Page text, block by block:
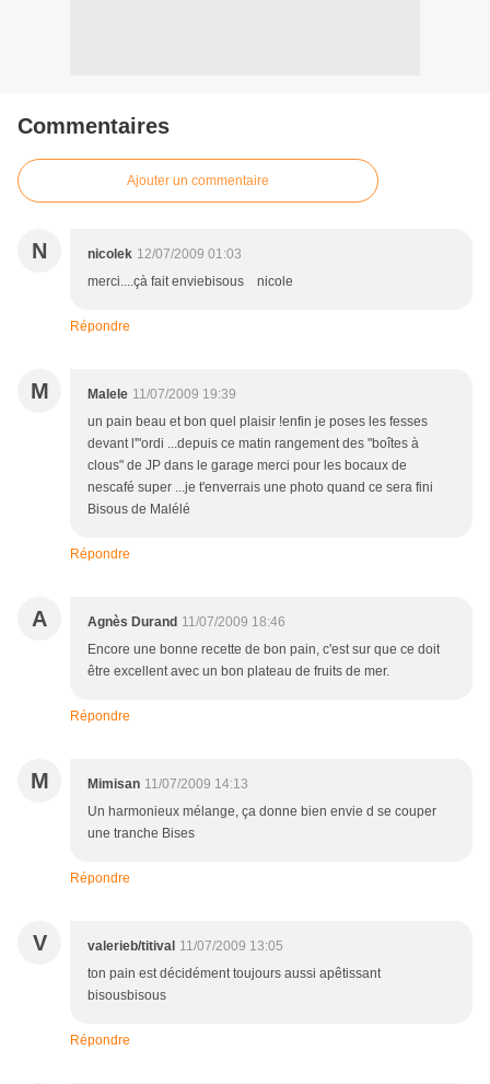
Commentaires
Ajouter un commentaire
N nicolek 12/07/2009 01:03
merci....çà fait enviebisous nicole
Répondre
M Malele 11/07/2009 19:39
un pain beau et bon quel plaisir !enfin je poses les fesses
devant l'"ordi ...depuis ce matin rangement des "boîtes à
clous" de JP dans le garage merci pour les bocaux de
nescafé super ...je t'enverrais une photo quand ce sera fini
Bisous de Malélé
Répondre
A Agnès Durand 11/07/2009 18:46
Encore une bonne recette de bon pain, c'est sur que ce doit
être excellent avec un bon plateau de fruits de mer.
Répondre
M Mimisan 11/07/2009 14:13
Un harmonieux mélange, ça donne bien envie d se couper
une tranche Bises
Répondre
V valerieb/titival 11/07/2009 13:05
ton pain est décidément toujours aussi apêtissant
bisousbisous
Répondre